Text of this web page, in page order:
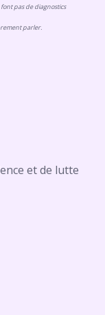
pas de diagnostics
parler.
et de lutte